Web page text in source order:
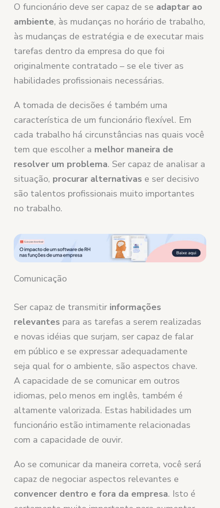
O funcionário deve ser capaz de se adaptar ao
ambiente, às mudanças no horário de trabalho,
às mudanças de estratégia e de executar mais
tarefas dentro da empresa do que foi
originalmente contratado – se ele tiver as
habilidades profissionais necessárias.
A tomada de decisões é também uma
característica de um funcionário flexível. Em
cada trabalho há circunstâncias nas quais você
tem que escolher a melhor maneira de
resolver um problema. Ser capaz de analisar a
situação, procurar alternativas e ser decisivo
são talentos profissionais muito importantes
no trabalho.
Comunicação
Ser capaz de transmitir informações
relevantes para as tarefas a serem realizadas
e novas idéias que surjam, ser capaz de falar
em público e se expressar adequadamente
seja qual for o ambiente, são aspectos chave.
A capacidade de se comunicar em outros
idiomas, pelo menos em inglês, também é
altamente valorizada. Estas habilidades um
funcionário estão intimamente relacionadas
com a capacidade de ouvir.
Ao se comunicar da maneira correta, você será
capaz de negociar aspectos relevantes e
convencer dentro e fora da empresa. Isto é